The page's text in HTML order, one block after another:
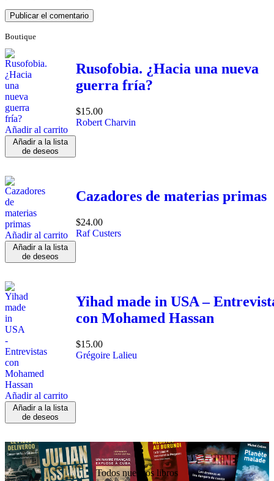
Boutique
Añadir al carrito
Añadir a la lista
de deseos
Rusofobia. ¿Hacia una nueva
guerra fría?
$15.00
Robert Charvin
Añadir al carrito
Añadir a la lista
de deseos
Cazadores de materias primas
$24.00
Raf Custers
Añadir al carrito
Añadir a la lista
de deseos
Yihad made in USA –
con Mohamed Hassan
$15.00
Grégoire Lalieu
Todos nuestros libros